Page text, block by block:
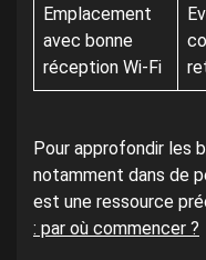
Emplacement
avec bonne
réception Wi-Fi
Pour approfondir les
notamment dans de
est une ressource
: par où commencer ?